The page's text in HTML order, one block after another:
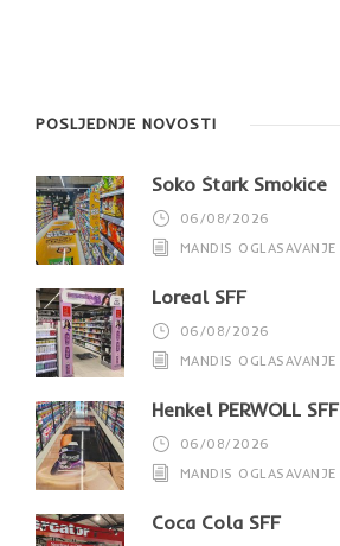
POSLJEDNJE NOVOSTI
Soko Štark Smokice
06/08/2026
MANDIS OGLASAVANJE
Loreal SFF
06/08/2026
MANDIS OGLASAVANJE
Henkel PERWOLL SFF
06/08/2026
MANDIS OGLASAVANJE
Coca Cola SFF